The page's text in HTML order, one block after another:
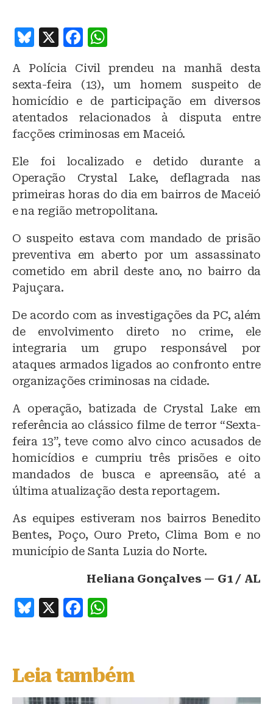
B
lu
e
s
k
y
X
F
c
e
b
o
o
k
at
s
A
p
p
A Polícia Civil prendeu na manhã desta
sexta-feira (13), um homem suspeito de
homicídio e de participação em diversos
atentados relacionados à disputa entre
facções criminosas em Maceió.
Ele foi localizado e detido durante a
Operação Crystal Lake, deflagrada nas
primeiras horas do dia em bairros de Maceió
e na região metropolitana.
O suspeito estava com mandado de prisão
preventiva em aberto por um assassinato
cometido em abril deste ano, no bairro da
Pajuçara.
De acordo com as investigações da PC, além
de envolvimento direto no crime, ele
integraria um grupo responsável por
ataques armados ligados ao confronto entre
organizações criminosas na cidade.
A operação, batizada de Crystal Lake em
referência ao clássico filme de terror “Sexta-
feira 13”, teve como alvo cinco acusados de
homicídios e cumpriu três prisões e oito
mandados de busca e apreensão, até a
última atualização desta reportagem.
As equipes estiveram nos bairros Benedito
Bentes, Poço, Ouro Preto, Clima Bom e no
município de Santa Luzia do Norte.
Heliana Gonçalves — G1 / AL
B
s
k
X
F
e
b
s
A
Leia também